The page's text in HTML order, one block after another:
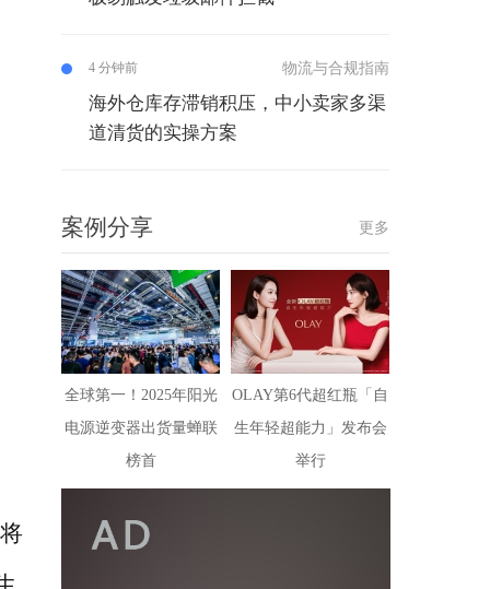
4 分钟前 物流与合规指南
海外仓库存滞销积压，中小卖家多渠
道清货的实操方案
案例分享 更多
全球第一！2025年阳光
电源逆变器出货量蝉联
榜首
OLAY第6代超红瓶「自
生年轻超能力」发布会
举行